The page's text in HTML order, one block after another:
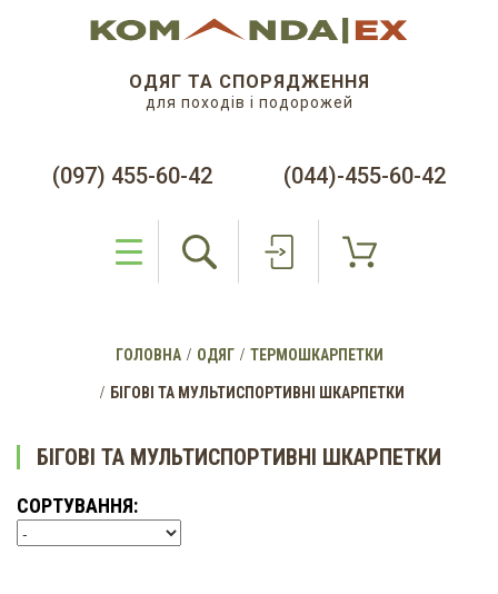
ОДЯГ ТА СПОРЯДЖЕННЯ
для походів і подорожей
(097) 455-60-42 (044)-455-60-42
ГОЛОВНА ОДЯГ ТЕРМОШКАРПЕТКИ
БІГОВІ ТА МУЛЬТИСПОРТИВНІ ШКАРПЕТКИ
БІГОВІ ТА МУЛЬТИСПОРТИВНІ ШКАРПЕТКИ
СОРТУВАННЯ: